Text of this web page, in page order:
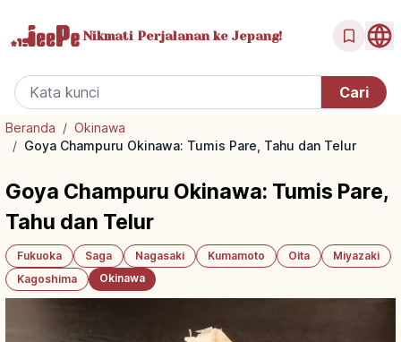
Nikmati Perjalanan ke Jepang!
Beranda / Okinawa
/ Goya Champuru Okinawa: Tumis Pare, Tahu dan Telur
Goya Champuru Okinawa: Tumis Pare,
Tahu dan Telur
Fukuoka Saga Nagasaki Kumamoto Oita
Miyazaki
Kagoshima
Okinawa